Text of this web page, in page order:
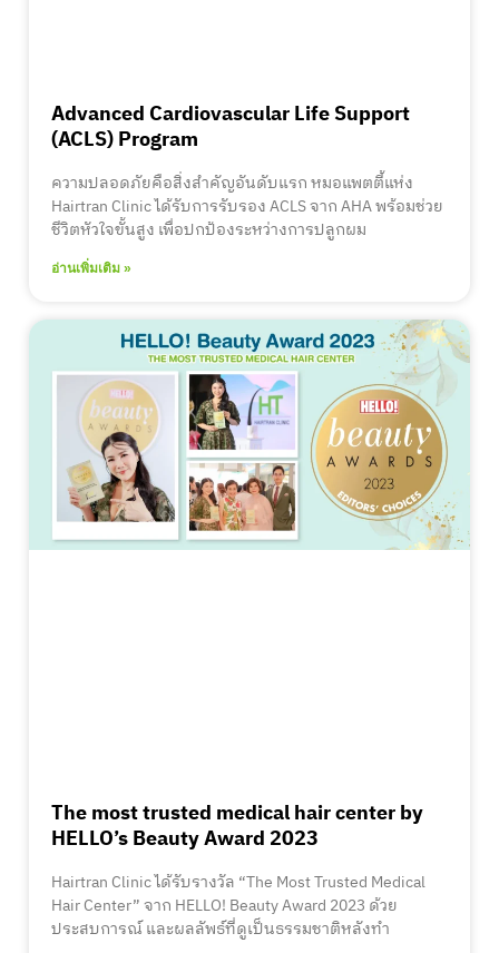
Advanced Cardiovascular Life Support
(ACLS) Program
ความปลอดภัยคือสิ่งสำคัญอันดับแรก หมอแพตตี้แห่ง
Hairtran Clinic ได้รับการรับรอง ACLS จาก AHA พร้อมช่วย
ชีวิตหัวใจขั้นสูง เพื่อปกป้องระหว่างการปลูกผม
อ่านเพิ่มเติม »
The most trusted medical hair center by
HELLO’s Beauty Award 2023
Hairtran Clinic ได้รับรางวัล “The Most Trusted Medical
Hair Center” จาก HELLO! Beauty Award 2023 ด้วย
ประสบการณ์ และผลลัพธ์ที่ดูเป็นธรรมชาติหลังทำ